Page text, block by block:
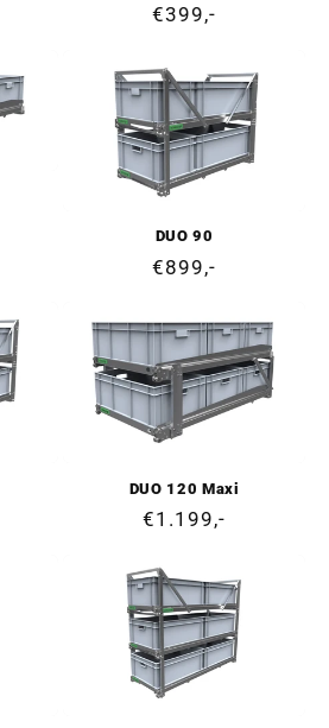
Ordinarie
€399,-
DUO 90
Ordinarie
€899,-
DUO 120 Maxi
Ordinarie
€1.199,-